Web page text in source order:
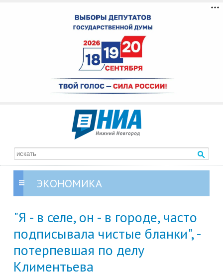
ЭКОНОМИКА
"Я - в селе, он - в городе, часто
подписывала чистые бланки", -
потерпевшая по делу
Климентьева